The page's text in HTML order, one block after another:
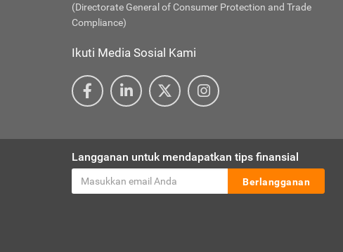
(Directorate General of Consumer Protection and Trade
Compliance)
Ikuti Media Sosial Kami
Langganan untuk mendapatkan tips finansial
Berlangganan